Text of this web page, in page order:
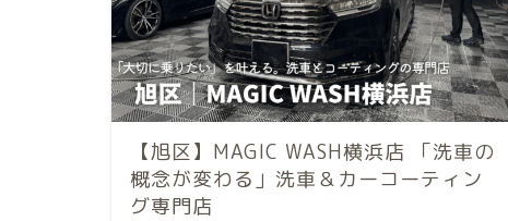
【旭区】MAGIC WASH横浜店 「洗車の
概念が変わる」洗車＆カーコーティン
グ専門店